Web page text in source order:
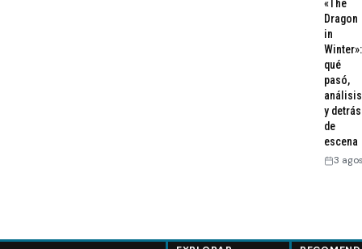
«The
Dragon
in
Winter»:
qué
pasó,
análisis
y detrás
de
escena
3